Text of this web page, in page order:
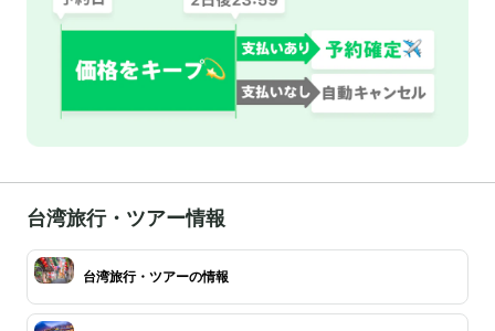
台湾旅行・ツアー情報
台湾旅行・ツアーの情報